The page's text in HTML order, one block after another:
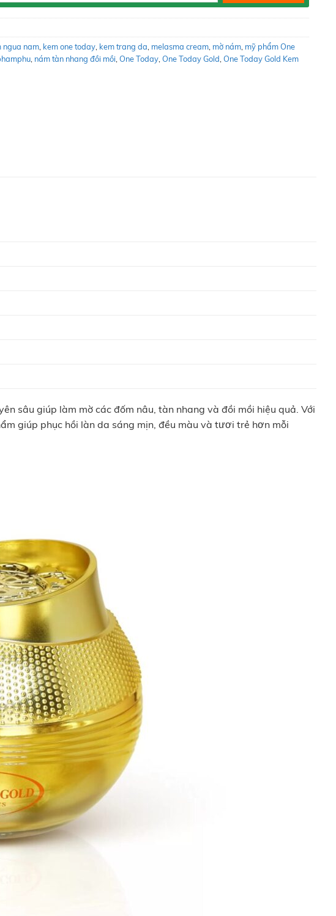
ngua nam kem one today kem trang da melasma cream mờ nám mỹ phẩm One
nám tàn nhang đồi mồi One Today One Today Gold One Today Gold Kem
sâu giúp làm mờ các đốm nâu, tàn nhang và đồi mồi hiệu quả. Với
giúp phục hồi làn da sáng mịn, đều màu và tươi trẻ hơn mỗi